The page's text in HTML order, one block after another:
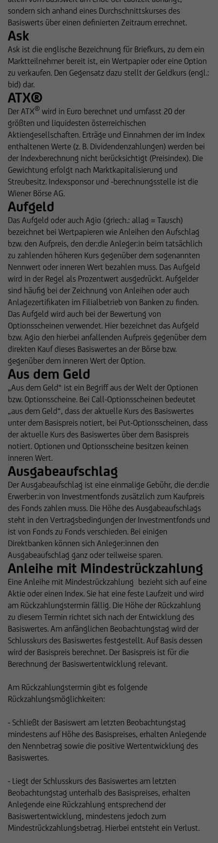
sondern sich anhand eines Durchschnittskurses des
Basiswerts über einen definierten Zeitraum errechnet.
Ask
Ask ist die englische Bezeichnung für Briefkurs, zu dem ein
Marktteilnehmer bereit ist, ein Wertpapier oder eine Option
zu verkaufen. Den Gegensatz dazu stellt der Geldkurs (engl.:
bid) dar.
ATX®
Der ATX® wird in Euro berechnet und umfasst 20 der
größten und liquidesten österreichischen
Aktiengesellschaften. Erträge und Einnahmen der im Index
enthaltenen Werte (z. B. Dividendenzahlungen) werden bei
der Indexberechnung nicht berücksichtigt (Preisindex). Die
Gewichtung erfolgt nach Marktkapitalisierung und
Streubesitz. Indexsponsor und -berechnungsstelle ist die
Wiener Börse AG.
Aufgeld
Das Aufgeld oder auch Agio (griech.: allag = Tausch)
bezeichnet bei Wertpapieren wie Anleihen den Aufschlag
bzw. den Aufpreis, den der:die Anleger:in beim tatsächlich
zu zahlenden höheren Kurs gegenüber dem sogenannten
Nennwert oder inneren Wert bezahlen muss. Das Aufgeld
wird in der Regel als Prozentwert ausgedrückt. Aufgelder
sind häufig bei der Zeichnung von Anleihen oder auch
Anlagezertifikaten im Filialbetrieb von Banken zu finden.
Das Aufgeld wird auch bei der Bewertung von
Optionsscheinen verwendet. Hier bezeichnet das Aufgeld
bzw. Agio den hierbei anfallenden Aufpreis gegenüber dem
direkten Kauf dieses Basiswertes an der Börse bzw.
gegenüber dem inneren Wert der Option.
Aus dem Geld
„Aus dem Geld“ ist ein Begriff aus der Welt der Optionen
bzw. Optionsscheine. Bei Call-Optionsscheinen bedeutet
„aus dem Geld“, dass der aktuelle Kurs des Basiswertes
unter dem Basispreis notiert, bei Put-Optionsscheinen, dass
der aktuelle Kurs des Basiswertes über dem Basispreis
notiert. Optionen und Optionsscheine besitzen keinen
inneren Wert.
Ausgabeaufschlag
Der Ausgabeaufschlag ist eine einmalige Gebühr, die der:die
Erwerber:in von Investmentfonds zusätzlich zum Kaufpreis
des Fonds zahlen muss. Die Höhe des Ausgabeaufschlags
steht in den Vertragsbedingungen der Investmentfonds und
ist von Fonds zu Fonds verschieden. Bei einigen
Direktbanken können sich Anleger:innen den
Ausgabeaufschlag ganz oder teilweise sparen.
Anleihe mit Mindestrückzahlung
Eine Anleihe mit Mindestrückzahlung bezieht sich auf eine
Aktie oder einen Index. Sie hat eine feste Laufzeit und wird
am Rückzahlungstermin fällig. Die Höhe der Rückzahlung
zu diesem Termin richtet sich nach der Entwicklung des
Basiswertes. Am anfänglichen Beobachtungstag wird der
Schlusskurs des Basiswertes festgestellt. Auf Basis dessen
wird der Basispreis berechnet. Der Basispreis ist für die
Berech­nung der Basiswertentwicklung relevant.
Am Rückzahlungstermin gibt es folgende
Rückzahlungsmöglichkeiten:
- Schließt der Basiswert am letzten Beobachtungstag
mindestens auf Höhe des Basispreises, erhalten Anlegende
den Nennbetrag sowie die positive Wertentwicklung des
Basiswertes.
- Liegt der Schlusskurs des Basiswertes am letzten
Beobachtungstag unterhalb des Basispreises, erhalten
Anlegende eine Rückzahlung entsprechend der
Basiswertentwicklung, mindestens jedoch zum
Mindestrückzahlungsbetrag. Hierbei entsteht ein Verlust.